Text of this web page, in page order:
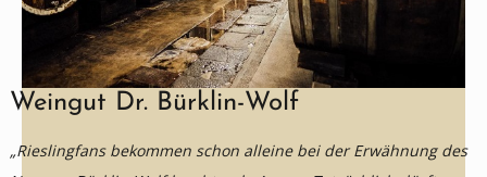
Weingut Dr. Bürklin-Wolf
„Rieslingfans bekommen schon alleine bei der Erwähnung des